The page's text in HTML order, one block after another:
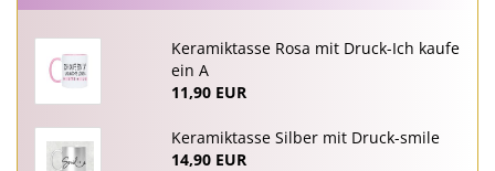
Keramiktasse Rosa mit Druck-Ich kaufe
ein A
11,90 EUR
Keramiktasse Silber mit Druck-smile
14,90 EUR